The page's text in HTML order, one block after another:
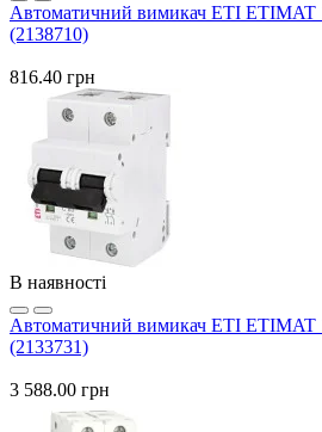
Автоматичний вимикач ETI
(2138710)
816.40 грн
В наявності
Автоматичний вимикач ETI ETIMAT
(2133731)
3 588.00 грн